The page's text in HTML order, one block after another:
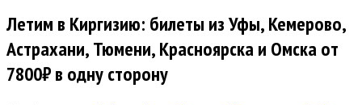
Летим в Киргизию: билеты из Уфы, Кемерово,
Астрахани, Тюмени, Красноярска и Омска от
7800₽ в одну сторону